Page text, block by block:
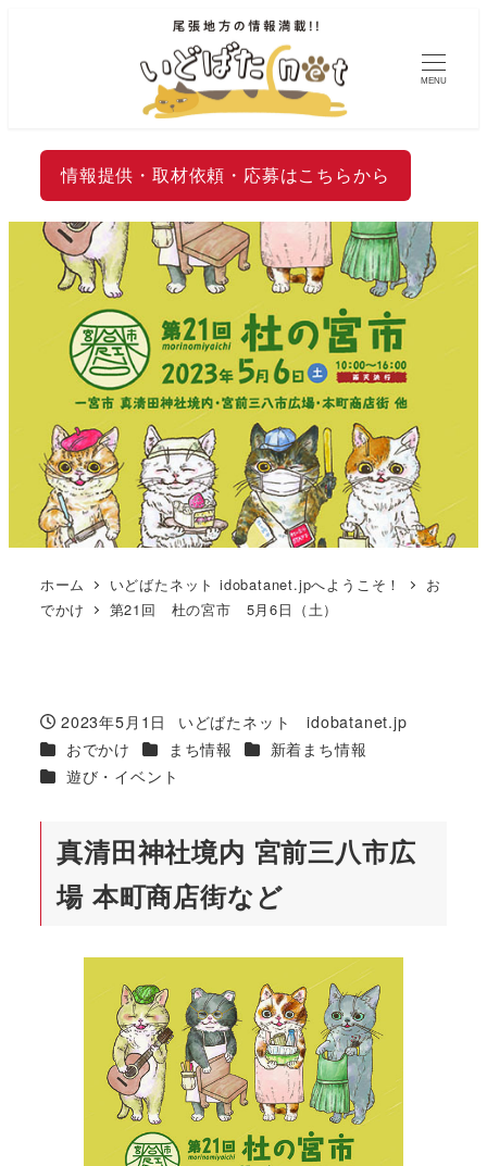
MENU
情報提供・取材依頼・応募はこちらから
ホーム いどばたネット idobatanet.jpへようこそ！
お
でかけ
第21回 杜の宮市 5月6日（土）
投稿日
2023年5月1日
著
者
いどばたネット idobatanet.jp
カテゴリー
おでかけ カテゴリー
まち情報 カテゴリー
新着まち情報
カテゴリー
遊び・イベント
真清田神社境内 宮前三八市広
場 本町商店街など